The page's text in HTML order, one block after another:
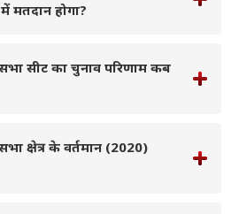
मतदान होगा?
सीट का चुनाव परिणाम कब
क्षेत्र के वर्तमान (2020)